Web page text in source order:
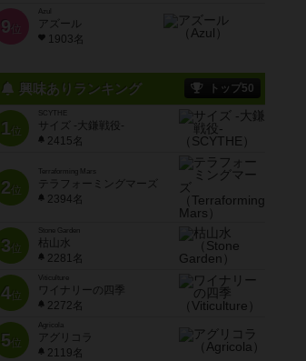
9 位
Azul
アズール
1903名
興味ありランキング トップ50
1位
SCYTHE
サイズ -大鎌戦役-
2415名
2位
Terraforming Mars
テラフォーミングマーズ
2394名
3位
Stone Garden
枯山水
2281名
4位
Viticulture
ワイナリーの四季
2272名
5位
Agricola
アグリコラ
2119名